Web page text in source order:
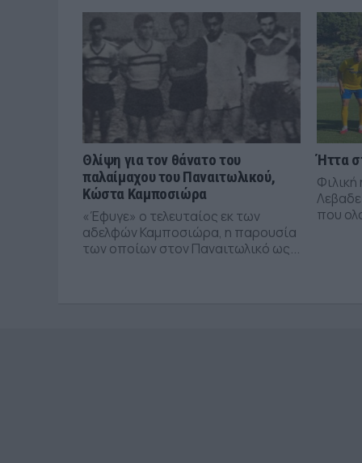
Θλίψη για τον θάνατο του
παλαίμαχου του Παναιτωλικού,
Κώστα Καμποσιώρα
«Έφυγε» ο τελευταίος εκ των
αδελφών Καμποσιώρα, η παρουσία
των οποίων στον Παναιτωλικό ως...
Ήττα
που